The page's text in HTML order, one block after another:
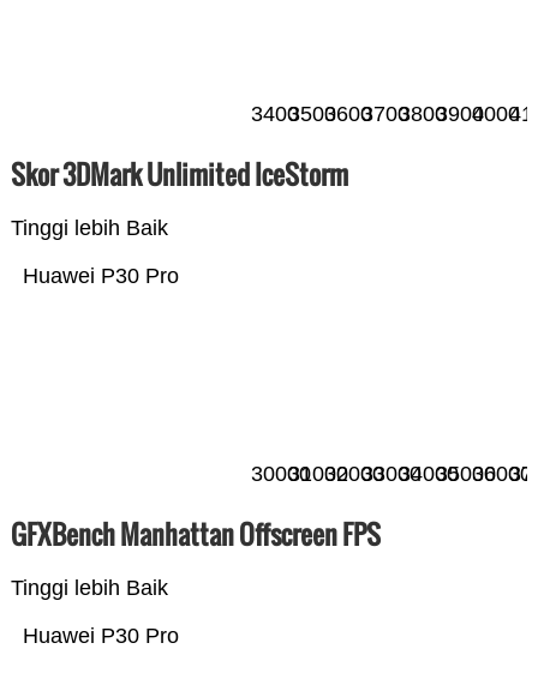
3400350036003700380039004000
Skor 3DMark Unlimited IceStorm
Tinggi lebih Baik
Huawei P30 Pro
30000310003200033000340003500036000
GFXBench Manhattan Offscreen FPS
Tinggi lebih Baik
Huawei P30 Pro